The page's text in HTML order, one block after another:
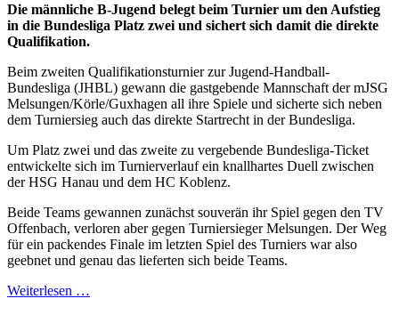
Die männliche B-Jugend belegt beim Turnier um den Aufstieg
in die Bundesliga Platz zwei und sichert sich damit die direkte
Qualifikation.
Beim zweiten Qualifikationsturnier zur Jugend-Handball-
Bundesliga (JHBL) gewann die gastgebende Mannschaft der mJSG
Melsungen/Körle/Guxhagen all ihre Spiele und sicherte sich neben
dem Turniersieg auch das direkte Startrecht in der Bundesliga.
Um Platz zwei und das zweite zu vergebende Bundesliga-Ticket
entwickelte sich im Turnierverlauf ein knallhartes Duell zwischen
der HSG Hanau und dem HC Koblenz.
Beide Teams gewannen zunächst souverän ihr Spiel gegen den TV
Offenbach, verloren aber gegen Turniersieger Melsungen. Der Weg
für ein packendes Finale im letzten Spiel des Turniers war also
geebnet und genau das lieferten sich beide Teams.
Weiterlesen …